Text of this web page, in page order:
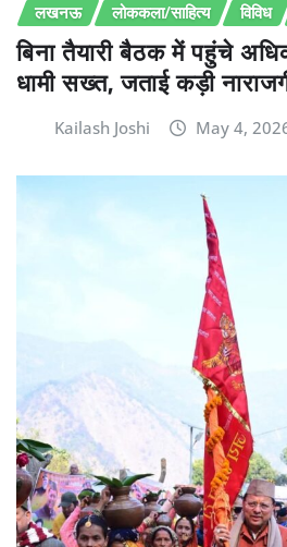
लखनऊ
लोककला/साहित्य विविध
बिना तैयारी बैठक में पहुंचे
धामी सख्त, जताई कड़ी
Kailash Joshi May 4,